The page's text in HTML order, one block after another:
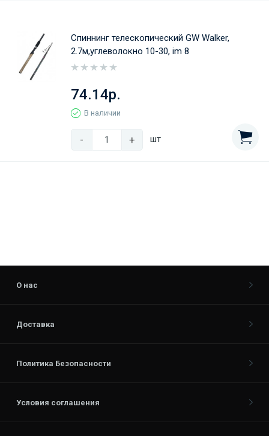
Спиннинг телескопический GW Walker,
2.7м,углеволокно 10-30, im 8
74.14р.
В наличии
- + шт
О нас
Доставка
Политика Безопасности
Условия соглашения